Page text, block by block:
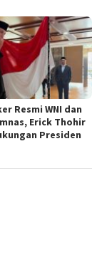
Resmi WNI dan
Erick Thohir
Presiden